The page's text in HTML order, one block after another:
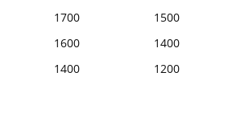
1700
1500
1600
1400
1400
1200